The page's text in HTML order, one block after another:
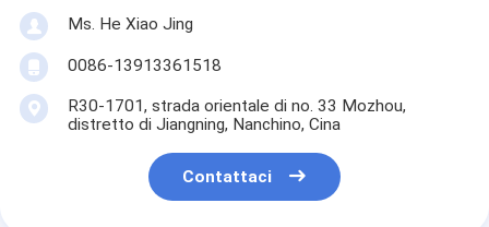
Ms. He Xiao Jing
0086-13913361518
R30-1701, strada orientale di no. 33 Mozhou,
distretto di Jiangning, Nanchino, Cina
Contattaci